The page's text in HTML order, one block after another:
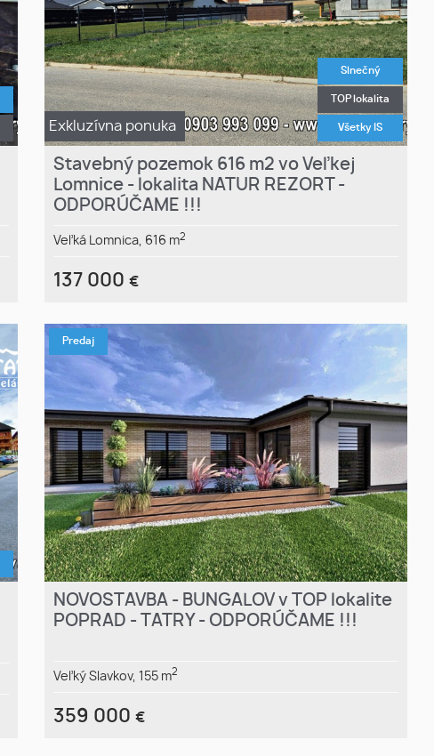
Exkluzívna ponuka
Slnečný
TOP lokalita
Všetky IS
Stavebný pozemok 616 m2 vo Veľkej
Lomnice - lokalita NATUR REZORT -
ODPORÚČAME !!!
Veľká Lomnica, 616 m2
137 000 €
Predaj
NOVOSTAVBA - BUNGALOV v TOP lokalite
POPRAD - TATRY - ODPORÚČAME !!!
Veľký Slavkov, 155 m2
359 000 €